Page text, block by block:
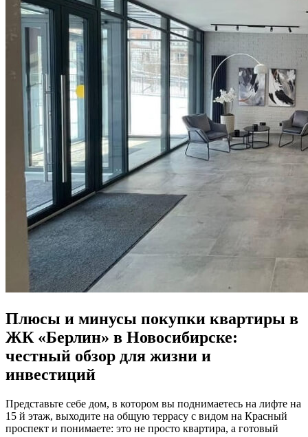
Плюсы и минусы покупки квартиры в
ЖК «Берлин» в Новосибирске:
честный обзор для жизни и
инвестиций
Представьте себе дом, в котором вы поднимаетесь на лифте на
15 й этаж, выходите на общую террасу с видом на Красный
проспект и понимаете: это не просто квартира, а готовый